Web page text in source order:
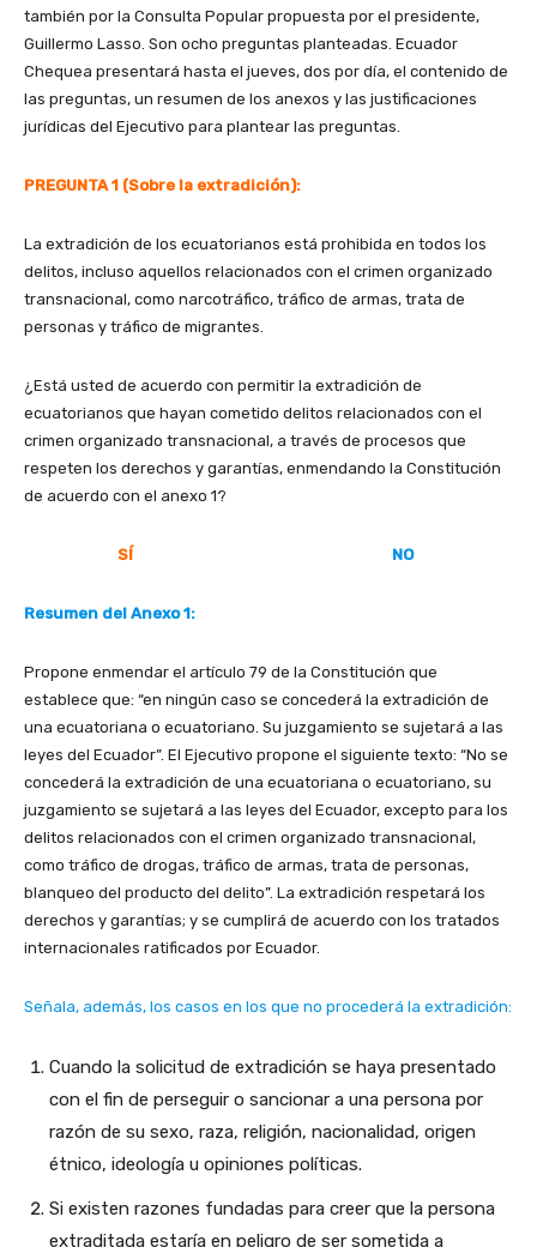
también por la Consulta Popular propuesta por el presidente,
Guillermo Lasso. Son ocho preguntas planteadas. Ecuador
Chequea presentará hasta el jueves, dos por día, el contenido de
las preguntas, un resumen de los anexos y las justificaciones
jurídicas del Ejecutivo para plantear las preguntas.
PREGUNTA 1 (Sobre la extradición):
La extradición de los ecuatorianos está prohibida en todos los
delitos, incluso aquellos relacionados con el crimen organizado
transnacional, como narcotráfico, tráfico de armas, trata de
personas y tráfico de migrantes.
¿Está usted de acuerdo con permitir la extradición de
ecuatorianos que hayan cometido delitos relacionados con el
crimen organizado transnacional, a través de procesos que
respeten los derechos y garantías, enmendando la Constitución
de acuerdo con el anexo 1?
SÍ NO
Resumen del Anexo 1:
Propone enmendar el artículo 79 de la Constitución que
establece que: “en ningún caso se concederá la extradición de
una ecuatoriana o ecuatoriano. Su juzgamiento se sujetará a las
leyes del Ecuador”. El Ejecutivo propone el siguiente texto: “No se
concederá la extradición de una ecuatoriana o ecuatoriano, su
juzgamiento se sujetará a las leyes del Ecuador, excepto para los
delitos relacionados con el crimen organizado transnacional,
como tráfico de drogas, tráfico de armas, trata de personas,
blanqueo del producto del delito”. La extradición respetará los
derechos y garantías; y se cumplirá de acuerdo con los tratados
internacionales ratificados por Ecuador.
Señala, además, los casos en los que no procederá la extradición:
Cuando la solicitud de extradición se haya presentado
con el fin de perseguir o sancionar a una persona por
razón de su sexo, raza, religión, nacionalidad, origen
étnico, ideología u opiniones políticas.
Si existen razones fundadas para creer que la persona
extraditada estaría en peligro de ser sometida a